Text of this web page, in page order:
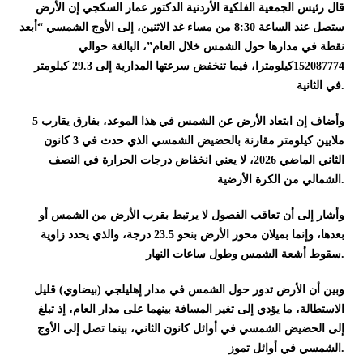
قال رئيس الجمعية الفلكية الأردنية الدكتور عمار السكجي إن الأرض
ستصل عند الساعة 8:30 من مساء غد الاثنين، إلى الأوج الشمسي “أبعد
نقطة في مدارها حول الشمس خلال العام”، البالغة حوالي
152087774كيلومترا، فيما تنخفض سرعتها المدارية إلى 29.3 كيلومتر
في الثانية.
وأضاف إن ابتعاد الأرض عن الشمس في هذا الموعد، بفارق يقارب 5
ملايين كيلومتر مقارنة بالحضيض الشمسي الذي حدث في 3 كانون
الثاني الماضي 2026، لا يعني انخفاض درجات الحرارة في النصف
الشمالي من الكرة الأرضية.
وأشار إلى أن تعاقب الفصول لا يرتبط بقرب الأرض من الشمس أو
بعدها، وإنما بميلان محور الأرض بنحو 23.5 درجة، والذي يحدد زاوية
سقوط أشعة الشمس وطول ساعات النهار.
وبين أن الأرض تدور حول الشمس في مدار إهليلجي (بيضاوي) قليل
الاستطالة، ما يؤدي إلى تغير المسافة بينهما على مدار العام، إذ تبلغ
إلى الحضيض الشمسي في أوائل كانون الثاني، بينما تصل إلى الأوج
الشمسي في أوائل تموز.